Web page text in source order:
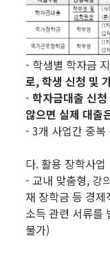
- 학생별 학자금
로,학생 신청 및
-학자금대출 신
않으면 실제 대출
- 3개 사업간 중복
다. 활용 장학사업
- 교내 맞춤형, 강
재 장학금 등 경
소득 관련 서류를
불가)